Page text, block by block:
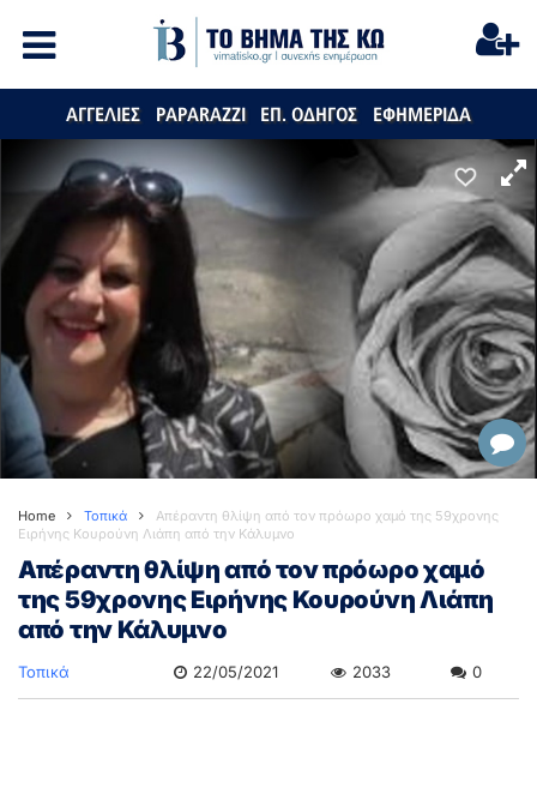
ΑΓΓΕΛΙΕΣ PAPARAZZI ΕΠ. ΟΔΗΓΟΣ ΕΦΗΜΕΡΙΔΑ
Home Τοπικά
Απέραντη θλίψη από τον πρόωρο χαμό της 59χρονης
Ειρήνης Κουρούνη Λιάπη από την Κάλυμνο
Απέραντη θλίψη από τον πρόωρο χαμό
της 59χρονης Ειρήνης Κουρούνη Λιάπη
από την Κάλυμνο
Τοπικά 22/05/2021 2033 0